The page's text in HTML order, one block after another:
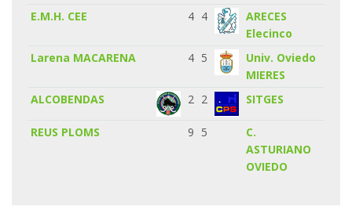
E.M.H. CEE
4 4
ARECES
Elecinco
Larena MACARENA
4 5
Univ. Oviedo
MIERES
ALCOBENDAS
2 2 SITGES
REUS PLOMS 9 5
C.
ASTURIANO
OVIEDO